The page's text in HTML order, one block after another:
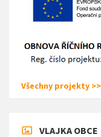
Všechny projekty >>
VLAJKA OBCE